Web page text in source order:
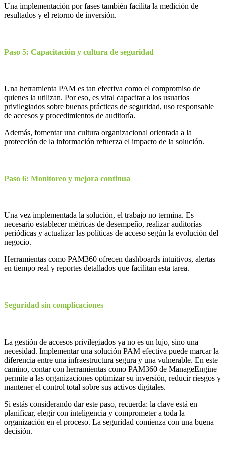
Una implementación por fases también facilita la medición de
resultados y el retorno de inversión.
Paso 5: Capacitación y cultura de seguridad
Una herramienta PAM es tan efectiva como el compromiso de
quienes la utilizan. Por eso, es vital capacitar a los usuarios
privilegiados sobre buenas prácticas de seguridad, uso responsable
de accesos y procedimientos de auditoría.
Además, fomentar una cultura organizacional orientada a la
protección de la información refuerza el impacto de la solución.
Paso 6: Monitoreo y mejora continua
Una vez implementada la solución, el trabajo no termina. Es
necesario establecer métricas de desempeño, realizar auditorías
periódicas y actualizar las políticas de acceso según la evolución del
negocio.
Herramientas como PAM360 ofrecen dashboards intuitivos, alertas
en tiempo real y reportes detallados que facilitan esta tarea.
Seguridad sin complicaciones
La gestión de accesos privilegiados ya no es un lujo, sino una
necesidad. Implementar una solución PAM efectiva puede marcar la
diferencia entre una infraestructura segura y una vulnerable. En este
camino, contar con herramientas como PAM360 de ManageEngine
permite a las organizaciones optimizar su inversión, reducir riesgos y
mantener el control total sobre sus activos digitales.
Si estás considerando dar este paso, recuerda: la clave está en
planificar, elegir con inteligencia y comprometer a toda la
organización en el proceso. La seguridad comienza con una buena
decisión.